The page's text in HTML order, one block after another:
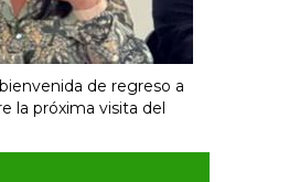
de regreso a
la próxima visita del